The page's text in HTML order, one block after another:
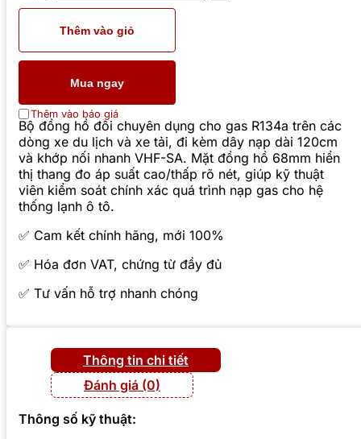
Thêm vào giỏ
Mua ngay
Thêm vào báo giá
Bộ đồng hồ đôi chuyên dụng cho gas R134a trên các
dòng xe du lịch và xe tải, đi kèm dây nạp dài 120cm
và khớp nối nhanh VHF-SA. Mặt đồng hồ 68mm hiển
thị thang đo áp suất cao/thấp rõ nét, giúp kỹ thuật
viên kiểm soát chính xác quá trình nạp gas cho hệ
thống lạnh ô tô.
✅ Cam kết chính hãng, mới 100%
✅ Hóa đơn VAT, chứng từ đầy đủ
✅ Tư vấn hỗ trợ nhanh chóng
Thông tin chi tiết
Đánh giá (0)
Thông số kỹ thuật: